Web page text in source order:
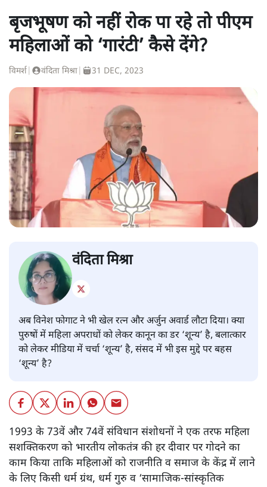
बृजभूषण को नहीं रोक पा रहे तो पीएम
महिलाओं को ‘गारंटी’ कैसे देंगे?
विमर्श वंदिता मिश्रा 31 DEC, 2023
वंदिता मिश्रा
अब विनेश फोगाट ने भी खेल रत्न और अर्जुन अवार्ड लौटा दिया। क्या
पुरुषों में महिला अपराधों को लेकर कानून का डर ‘शून्य’ है, बलात्कार
को लेकर मीडिया में चर्चा ‘शून्य’ है, संसद में भी इस मुद्दे पर बहस
‘शून्य’ है?
1993 के 73वें और 74वें संविधान संशोधनों ने एक तरफ महिला
सशक्तिकरण को भारतीय लोकतंत्र की हर दीवार पर गोदने का
काम किया ताकि महिलाओं को राजनीति व समाज के केंद्र में लाने
के लिए किसी धर्म ग्रंथ, धर्म गुरु व ‘सामाजिक-सांस्कृतिक